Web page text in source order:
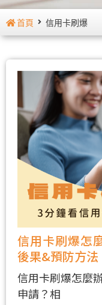
首頁 信用卡刷爆
信用卡刷爆怎
後果&預防方法
信用卡刷爆怎麼
申請？相